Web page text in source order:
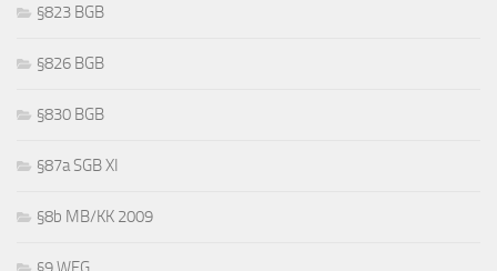
§823 BGB
§826 BGB
§830 BGB
§87a SGB XI
§8b MB/KK 2009